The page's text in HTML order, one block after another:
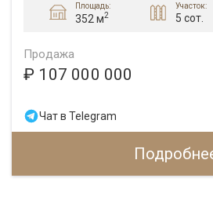
Площадь:
352 м2
Участок:
5 сот.
Продажа
₽ 107 000 000
Чат в Telegram